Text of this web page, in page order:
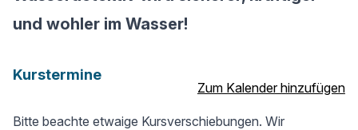
und wohler im Wasser!
Kurstermine
Zum Kalender hinzufügen
Bitte beachte etwaige Kursverschiebungen. Wir